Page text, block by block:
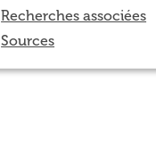
Recherches associées
Sources